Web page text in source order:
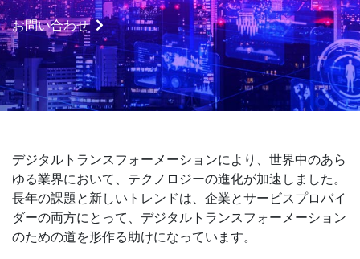
お問い合わせ
デジタルトランスフォーメーションにより、世界中のあら
ゆる業界において、テクノロジーの進化が加速しました。
長年の課題と新しいトレンドは、企業とサービスプロバイ
ダーの両方にとって、デジタルトランスフォーメーション
のための道を形作る助けになっています。